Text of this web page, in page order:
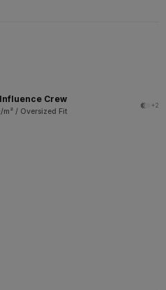
Influence Crew
m² / Oversized Fit
+2